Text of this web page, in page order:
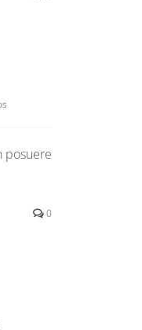
posuere
0